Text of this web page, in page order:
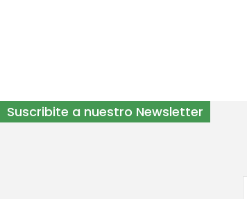
Suscribite a nuestro Newsletter